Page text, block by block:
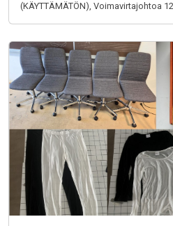
(KÄYTTÄMÄTÖN), Voimavirtajohtoa